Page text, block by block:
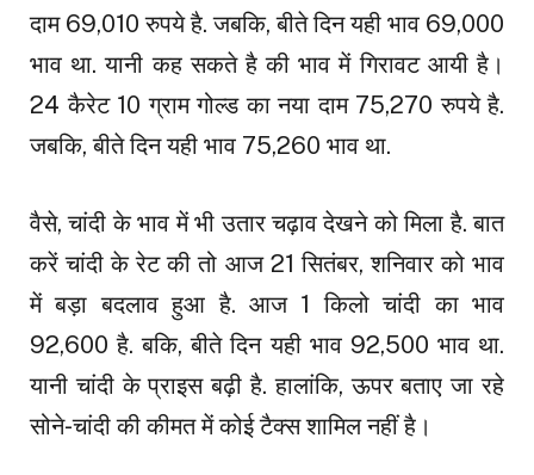
दाम 69,010 रुपये है. जबकि, बीते दिन यही भाव 69,000
भाव था. यानी कह सकते है की भाव में गिरावट आयी है।
24 कैरेट 10 ग्राम गोल्ड का नया दाम 75,270 रुपये है.
जबकि, बीते दिन यही भाव 75,260 भाव था.
वैसे, चांदी के भाव में भी उतार चढ़ाव देखने को मिला है. बात
करें चांदी के रेट की तो आज 21 सितंबर, शनिवार को भाव
में बड़ा बदलाव हुआ है. आज 1 किलो चांदी का भाव
92,600 है. बकि, बीते दिन यही भाव 92,500 भाव था.
यानी चांदी के प्राइस बढ़ी है. हालांकि, ऊपर बताए जा रहे
सोने-चांदी की कीमत में कोई टैक्स शामिल नहीं है।